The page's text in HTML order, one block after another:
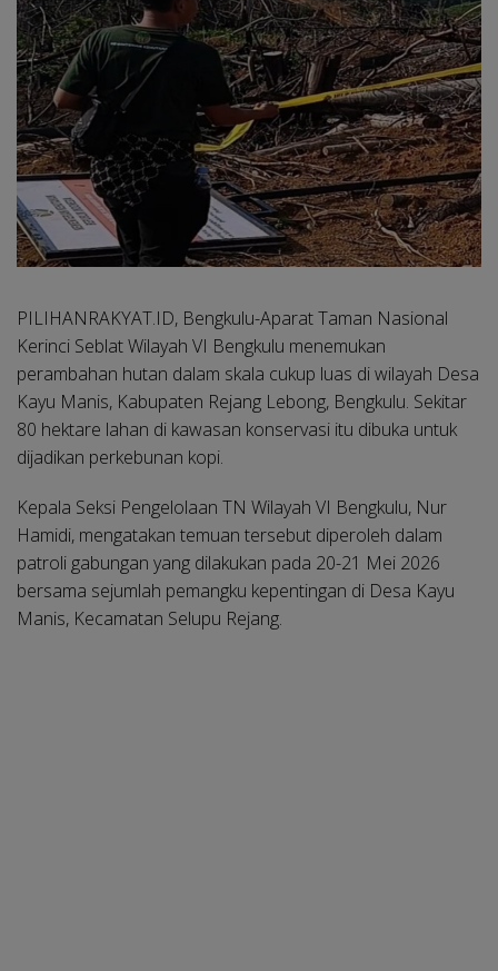
PILIHANRAKYAT.ID, Bengkulu-Aparat Taman Nasional
Kerinci Seblat Wilayah VI Bengkulu menemukan
perambahan hutan dalam skala cukup luas di wilayah Desa
Kayu Manis, Kabupaten Rejang Lebong, Bengkulu. Sekitar
80 hektare lahan di kawasan konservasi itu dibuka untuk
dijadikan perkebunan kopi.
Kepala Seksi Pengelolaan TN Wilayah VI Bengkulu, Nur
Hamidi, mengatakan temuan tersebut diperoleh dalam
patroli gabungan yang dilakukan pada 20-21 Mei 2026
bersama sejumlah pemangku kepentingan di Desa Kayu
Manis, Kecamatan Selupu Rejang.